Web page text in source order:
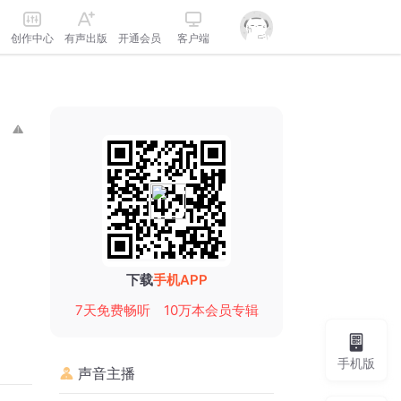
创作中心 有声出版 开通会员 客户端
下载手机APP
7天免费畅听
10万本会员专辑
声音主播
手机版